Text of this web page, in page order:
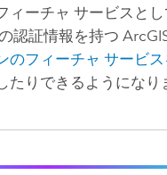
ィーチャ サービスと
認証情報を持つ
のフィーチャ サービ
たりできるようになり